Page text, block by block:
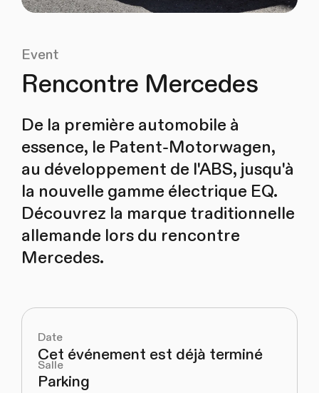
Event
Rencontre Mercedes
De la première automobile à
essence, le Patent-Motorwagen,
au développement de l'ABS, jusqu'à
la nouvelle gamme électrique EQ.
Découvrez la marque traditionnelle
allemande lors du rencontre
Mercedes.
Date
Cet événement est déjà terminé
Salle
Parking